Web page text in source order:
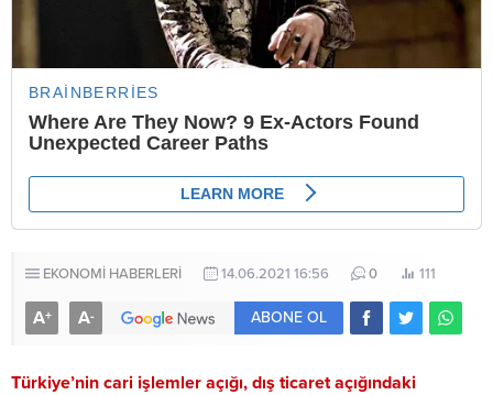
EKONOMİ HABERLERİ 14.06.2021 16:56 0 111
A+ A- ABONE OL
Türkiye’nin cari işlemler açığı, dış ticaret açığındaki